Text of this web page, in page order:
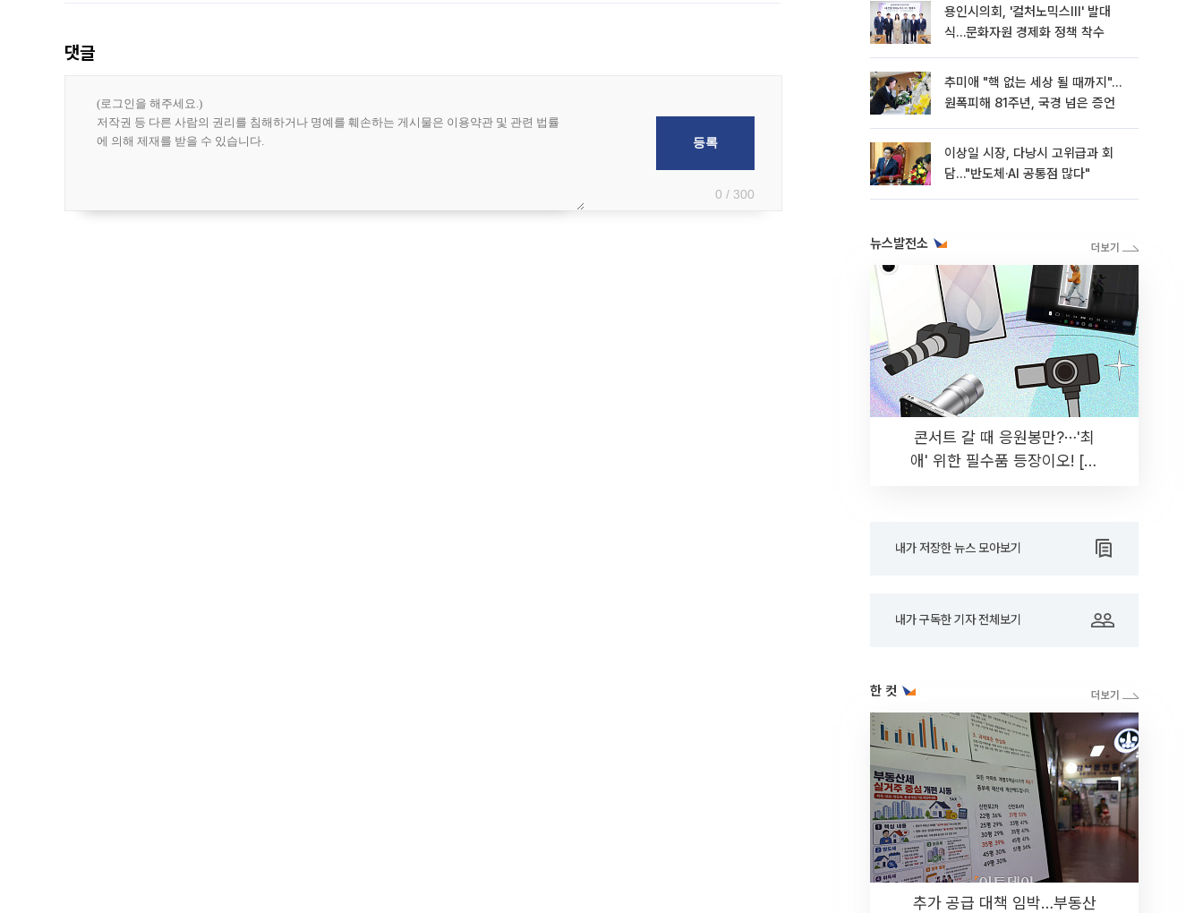
댓글
0 / 300
용인시의회, '컬처노믹스Ⅲ' 발대
식…문화자원 경제화 정책 착수
추미애 "핵 없는 세상 될 때까지"…
원폭피해 81주년, 국경 넘은 증언
이상일 시장, 다낭시 고위급과 회
담…"반도체·AI 공통점 많다"
뉴스발전소
콘서트 갈 때 응원봉만?⋯'최
애' 위한 필수품 등장이오! [솔
내가 저장한 뉴스 모아보기
내가 구독한 기자 전체보기
한 컷
추가 공급 대책 임박…부동산